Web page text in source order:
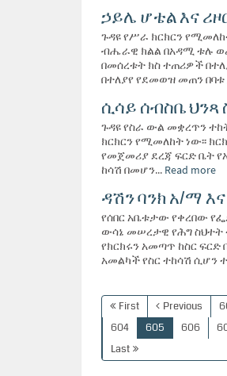
ኃይሌ ሆቴል እና
ጉዳዩ የሥራ ክርክርን
ብሔራዊ ክልል በአዳሚ ቱሉ
በመሰረቱት ክስ ተጠሪዎች
በተለያየ የደመወዝ መጠን በባቱ
ሲሳይ ሰብስቤ
ጉዳዩ የስራ ውል መቋረጥን
ክርክርን የሚመለከት ነው፡፡
የመጀመሪያ ደረጃ ፍርድ ቤት
ከሳሽ በመሆን... Read more
ዳሽን ባንክ አ/ማ
የሰበር አቤቱታው የቀረበው
ውሳኔ መሠረታዊ የሕግ ስህተት
የክርክሩን አመጣጥ ከስር
አመልካች የስር ተከሳሽ ሲሆን
First Previous
604
605 606
Last